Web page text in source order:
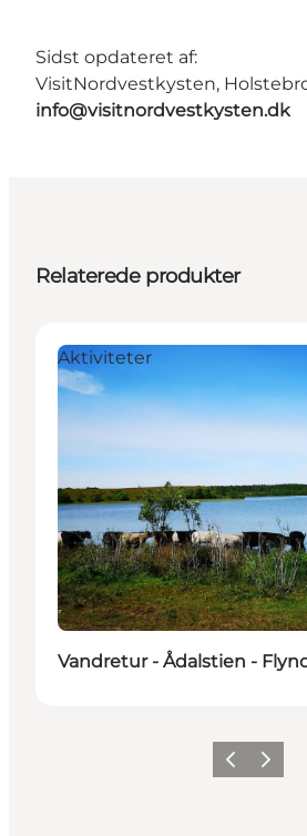
Sidst opdateret af:
VisitNordvestkysten,
info@visitnordvestkysten.dk
Relaterede produkter
Aktiviteter
Vandretur - Ådalstien -
ForrigeNæste